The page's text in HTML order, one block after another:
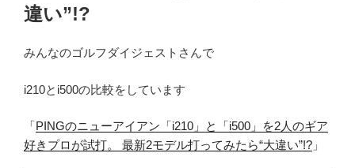
違い”!?
みんなのゴルフダイジェストさんで
i210とi500の比較をしています
「PINGのニューアイアン「i210」と「i500」を2人のギア
好きプロが試打。 最新2モデル打ってみたら“大違い”!? 」